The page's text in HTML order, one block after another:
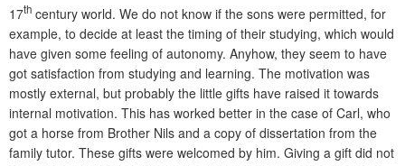
17th century world. We do not know if the sons were permitted, for
example, to decide at least the timing of their studying, which would
have given some feeling of autonomy. Anyhow, they seem to have
got satisfaction from studying and learning. The motivation was
mostly external, but probably the little gifts have raised it towards
internal motivation. This has worked better in the case of Carl, who
got a horse from Brother Nils and a copy of dissertation from the
family tutor. These gifts were welcomed by him. Giving a gift did not